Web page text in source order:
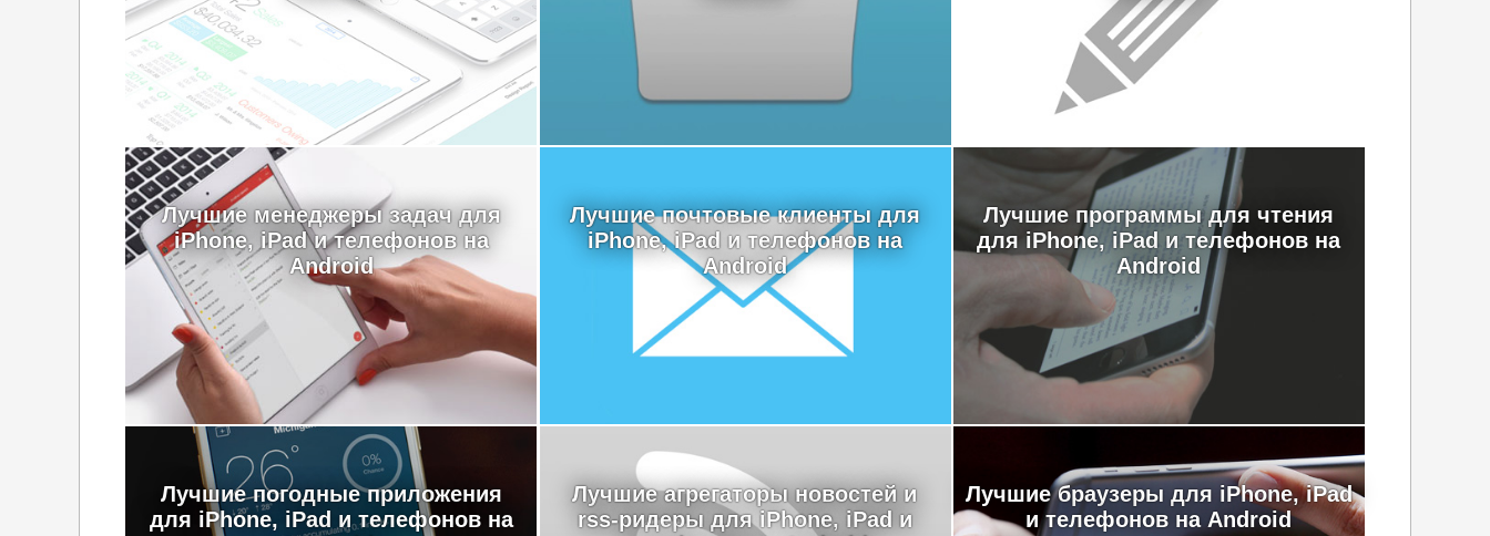
Лучшие менеджеры задач для
iPhone, iPad и телефонов на
Android
Лучшие почтовые клиенты для
iPhone, iPad и телефонов на
Android
Лучшие программы для чтения
для iPhone, iPad и телефонов на
Android
Лучшие погодные приложения
для iPhone, iPad и телефонов на
Лучшие агрегаторы новостей и
rss-ридеры для iPhone, iPad и
Лучшие браузеры для iPhone, iPad
и телефонов на Android